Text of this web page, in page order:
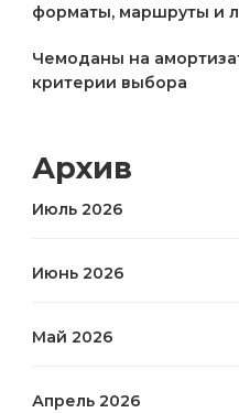
форматы, маршруты и
Чемоданы на
критерии выбора
Архив
Июль 2026
Июнь 2026
Май 2026
Апрель 2026